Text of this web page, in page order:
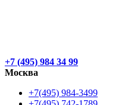
+7 (495) 984 34 99
Москва
+7(495) 984-3499